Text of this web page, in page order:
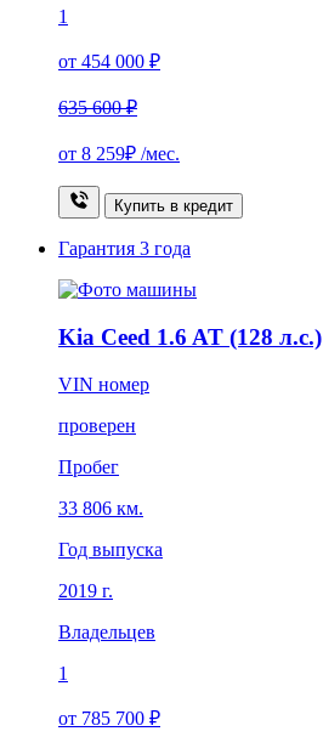
1
от 454 000 ₽
635 600 ₽
от 8 259₽ /мес.
Купить в кредит
Гарантия 3 года
Kia Ceed 1.6 AT (128 л.с.)
VIN номер
проверен
Пробег
33 806 км.
Год выпуска
2019 г.
Владельцев
1
от 785 700 ₽